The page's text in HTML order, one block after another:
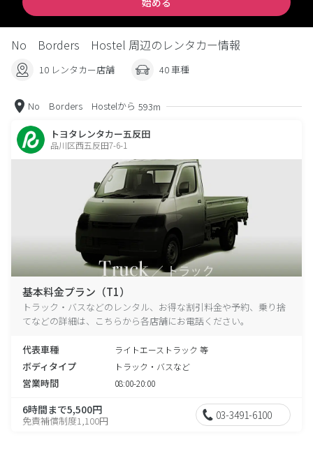
No Borders Hostel 周辺のレンタカー情報
10 レンタカー店舗 40 車種
No Borders Hostelから 593m
トヨタレンタカー五反田
品川区西五反田7-6-1
基本料金プラン（T1）
トラック・バスなどのレンタル、お得な割引料金や予約、乗り捨
てなどの詳細は、こちらから各店舗にお電話ください。
代表車種 ライトエーストラック 等
ボディタイプ トラック・バスなど
営業時間 08:00-20:00
6時間まで5,500円
免責補償制度1,100円 03-3491-6100